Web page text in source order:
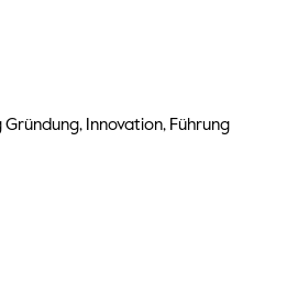
Innovation, Führung